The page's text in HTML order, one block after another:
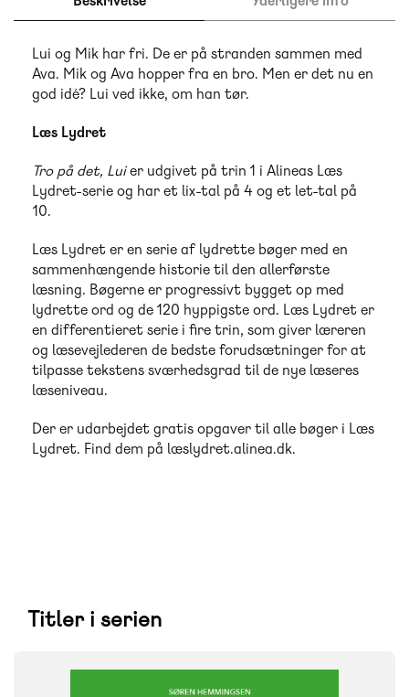
Lui og Mik har fri. De er på stranden sammen med
Ava. Mik og Ava hopper fra en bro. Men er det nu en
god idé? Lui ved ikke, om han tør.
Læs Lydret
Tro på det, Luier udgivet på trin 1 i Alineas Læs
Lydret-serie og har et lix-tal på 4 og et let-tal på
10.
Læs Lydret er en serie af lydrette bøger med en
sammenhængende historie til den allerførste
læsning. Bøgerne er progressivt bygget op med
lydrette ord og de 120 hyppigste ord. Læs Lydret er
en differentieret serie i fire trin, som giver læreren
og læsevejlederen de bedste forudsætninger for at
tilpasse tekstens sværhedsgrad til de nye læseres
læseniveau.
Der er udarbejdet gratis opgaver til alle bøger i Læs
Lydret. Find dem på læslydret.alinea.dk.
Titler i serien